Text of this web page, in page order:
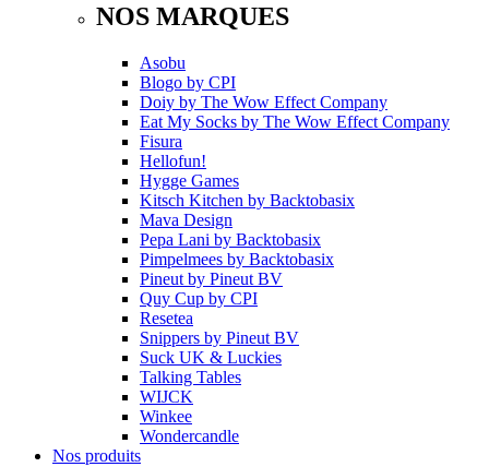
NOS MARQUES
Asobu
Blogo by CPI
Doiy by The Wow Effect Company
Eat My Socks by The Wow Effect Company
Fisura
Hellofun!
Hygge Games
Kitsch Kitchen by Backtobasix
Mava Design
Pepa Lani by Backtobasix
Pimpelmees by Backtobasix
Pineut by Pineut BV
Quy Cup by CPI
Resetea
Snippers by Pineut BV
Suck UK & Luckies
Talking Tables
WIJCK
Winkee
Wondercandle
Nos produits